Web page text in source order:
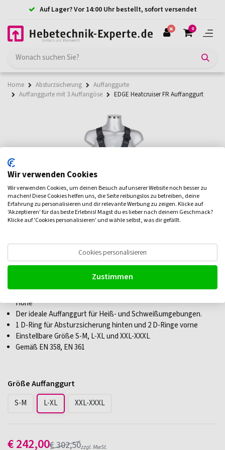
Auf Lager? Vor 14:00 Uhr bestellt, sofort versendet
0
Home Absturzsicherung
Auffanggurte
Auffanggurte mit 3 Auffangöse
EDGE Heatcruiser FR Auffanggurt
EDGE Heatcruiser FR Auffanggurt
Ganzkörpersicherheitsgurt für alle Grundanwendungen in der
Höhe
Der ideale Auffanggurt für Heiß- und Schweißumgebungen.
1 D-Ring für Absturzsicherung hinten und 2 D-Ringe vorne
Einstellbare Größe S-M, L-XL und XXL-XXXL
Gemäß EN 358, EN 361
Größe Auffanggurt
S-M L-XL XXL-XXXL
€242,00€302,50zzgl. MwSt.
Wir verwenden Cookies
Wir verwenden Cookies, um deinen Besuch auf unserer Website noch besser zu
machen! Diese Cookies helfen uns, die Seite reibungslos zu betreiben, deine
Erfahrung zu personalisieren und dir relevante Werbung zu zeigen. Klicke auf
'Akzeptieren' für das beste Erlebnis! Magst du es lieber nach deinem Geschmack?
Klicke auf 'Cookies personalisieren' und wähle selbst, was dir gefällt.
Cookies personalisieren
Zustimmen